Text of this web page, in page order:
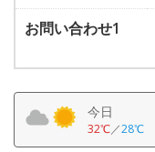
お問い合わせ1
今日
32℃／28℃